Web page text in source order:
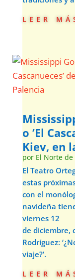
leer
o ‘El
Kiev, en
por El Norte de
El Teatro
estas
con el
navideña
viernes 12
de diciembre,
Rodríguez:
viaje?’.
leer